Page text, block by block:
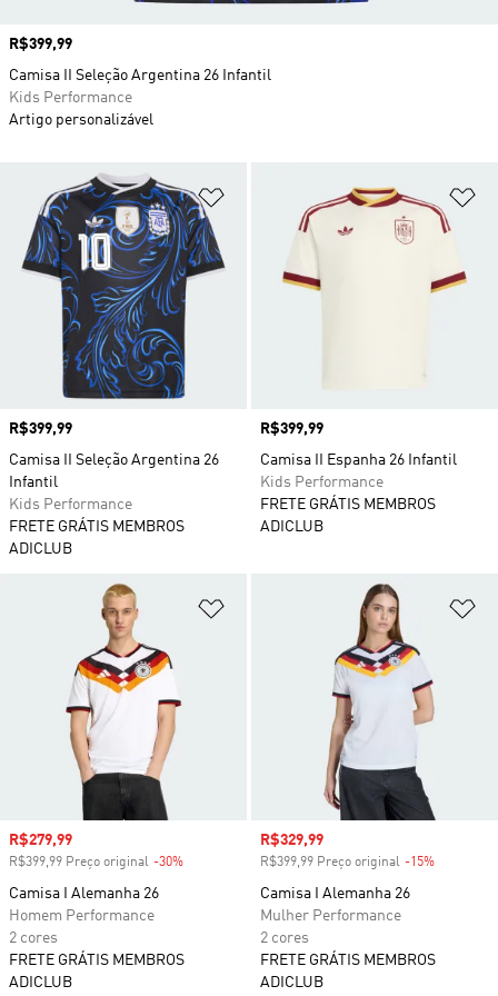
Adicionar à Lista de Desejos
Preço
R$399,99
Camisa II Seleção Argentina 26
Infantil
Kids Performance
FRETE GRÁTIS MEMBROS
ADICLUB
Preço
R$399,99
Camisa II Espanha 26 Infantil
Kids Performance
FRETE GRÁTIS MEMBROS
ADICLUB
Adicionar à Lista de Desejos
Preço com desconto
R$279,99
R$399,99 Preço original -30%
Camisa I Alemanha 26
Homem Performance
2 cores
FRETE GRÁTIS MEMBROS
ADICLUB
Preço com desconto
R$329,99
R$399,99 Preço original -15%
Camisa I Alemanha 26
Mulher Performance
2 cores
FRETE GRÁTIS MEMBROS
ADICLUB
Preço
R$399,99
Camisa II Seleção Argentina 26 Infantil
Kids Performance
Artigo personalizável